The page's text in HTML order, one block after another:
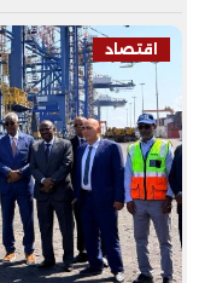
اقتصاد